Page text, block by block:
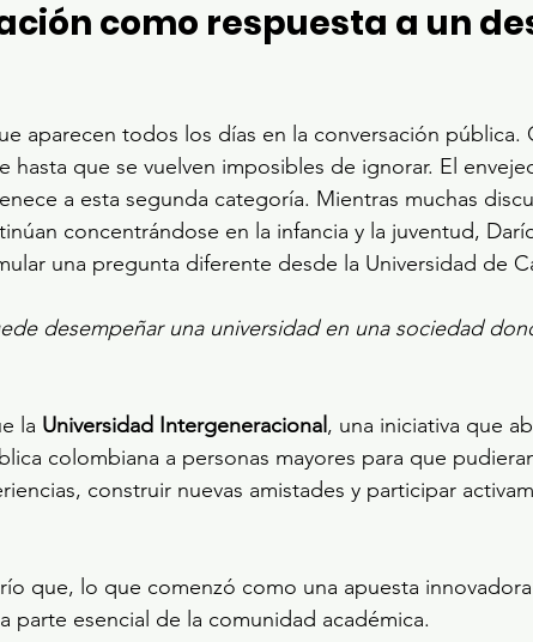
como respuesta a un
aparecen todos los días en la conversación pública.
hasta que se vuelven imposibles de ignorar. El
a esta segunda categoría. Mientras muchas
concentrándose en la infancia y la juventud,
una pregunta diferente desde la Universidad de
desempeñar una universidad en una sociedad
la Universidad Intergeneracional , una iniciativa que
colombiana a personas mayores para que
construir nuevas amistades y participar
que, lo que comenzó como una apuesta
parte esencial de la comunidad académica.